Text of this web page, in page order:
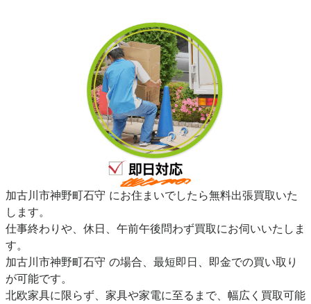
加古川市神野町石守 にお住まいでしたら無料出張買取いた
します。
仕事終わりや、休日、午前午後問わず買取にお伺いいたしま
す。
加古川市神野町石守 の場合、最短即日、即金での買い取り
が可能です。
北欧家具に限らず、家具や家電に至るまで、幅広く買取可能